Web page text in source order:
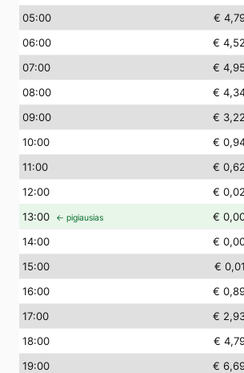
05:00 €
06:00 € 4,52
07:00 € 4,95
08:00 €
09:00 € 3,22
10:00 €
11:00 € 0,62
12:00 € 0,02
13:00 ← pigiausias €
14:00 €
15:00 € 0,01
16:00 €
17:00 €
18:00 €
19:00 €